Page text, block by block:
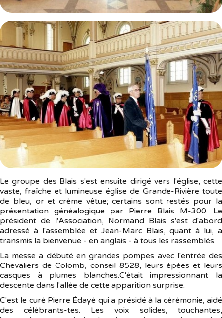
Le groupe des Blais s'est ensuite dirigé vers l'église, cette
vaste, fraîche et lumineuse église de Grande-Rivière toute
de bleu, or et crème vêtue; certains sont restés pour la
présentation généalogique par Pierre Blais M-300. Le
président de l'Association, Normand Blais s'est d'abord
adressé à l'assemblée et Jean-Marc Blais, quant à lui, a
transmis la bienvenue - en anglais - à tous les rassemblés.
La messe a débuté en grandes pompes avec l'entrée des
Chevaliers de Colomb, conseil 8528, leurs épées et leurs
casques à plumes blanches.C'était impressionnant la
descente dans l'allée de cette apparition surprise.
C'est le curé Pierre Édayé qui a présidé à la cérémonie, aidé
des célébrants-tes. Les voix solides, touchantes,